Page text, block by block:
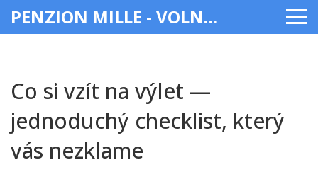
PENZION MILLE - VOLNÝ ČAS & ZÁBAVA
Co si vzít na výlet —
jednoduchý checklist, který
vás nezklame